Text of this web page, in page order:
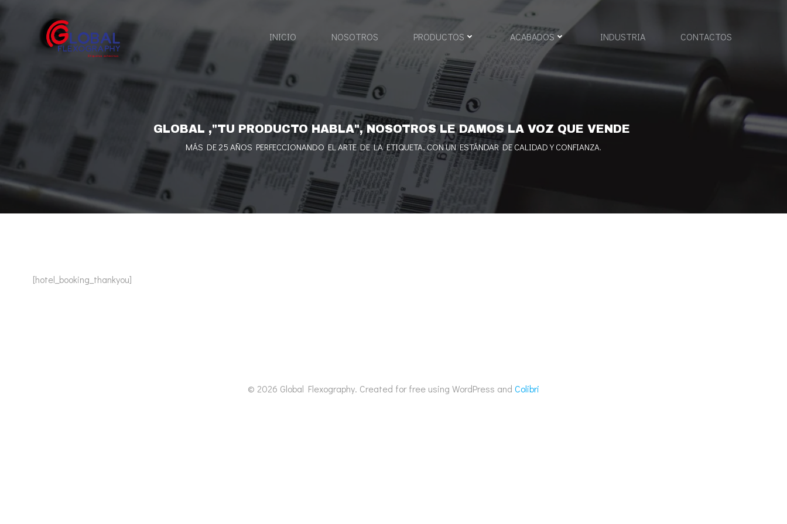
Skip
INICIO NOSOTROS PRODUCTOS ACABADOS INDUSTRIA CONTACTOS
GLOBAL ,"TU PRODUCTO HABLA", NOSOTROS LE DAMOS LA VOZ QUE VENDE
MÁS DE 25 AÑOS PERFECCIONANDO EL ARTE DE LA ETIQUETA, CON UN ESTÁNDAR DE CALIDAD Y CONFIANZA.
[hotel_booking_thankyou]
© 2026 Global Flexography. Created for free using WordPress and Colibri